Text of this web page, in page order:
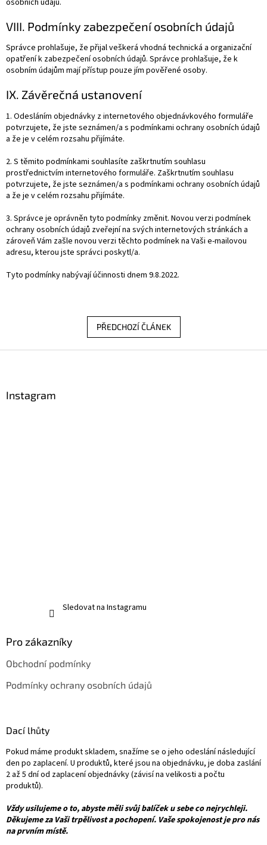
VIII. Podmínky zabezpečení osobních údajů
Správce prohlašuje, že přijal veškerá vhodná technická a organizační
opatření k zabezpečení osobních údajů. Správce prohlašuje, že k
osobním údajům mají přístup pouze jím pověřené osoby.
IX. Závěrečná ustanovení
1. Odesláním objednávky z internetového objednávkového formuláře
potvrzujete, že jste seznámen/a s podmínkami ochrany osobních údajů
a že je v celém rozsahu přijímáte.
2. S těmito podmínkami souhlasíte zaškrtnutím souhlasu
prostřednictvím internetového formuláře. Zaškrtnutím souhlasu
potvrzujete, že jste seznámen/a s podmínkami ochrany osobních údajů
a že je v celém rozsahu přijímáte.
3. Správce je oprávněn tyto podmínky změnit. Novou verzi podmínek
ochrany osobních údajů zveřejní na svých internetových stránkách a
zároveň Vám zašle novou verzi těchto podmínek na Vaši e-mailovou
adresu, kterou jste správci poskytl/a.
Tyto podmínky nabývají účinnosti dnem 9.8.2022.
PŘEDCHOZÍ ČLÁNEK
Instagram
Sledovat na Instagramu
Pro zákazníky
Obchodní podmínky
Podmínky ochrany osobních údajů
Dací lhůty
Pokud máme produkt skladem, snažíme se o jeho odeslání následující
den po zaplacení. U produktů, které jsou na objednávku, je doba zaslání
2 až 5 dní od zaplacení objednávky (závisí na velikosti a počtu
produktů).
Vždy usilujeme o to, abyste měli svůj balíček u sebe co nejrychleji.
Děkujeme za Vaši trpělivost a pochopení. Vaše spokojenost je pro nás
na prvním místě.